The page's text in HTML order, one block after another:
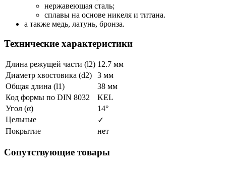
нержавеющая сталь;
сплавы на основе никеля и титана.
а также медь, латунь, бронза.
Технические характеристики
Длина режущей части (l2) 12.7 мм
Диаметр хвостовика (d2)
3 мм
Общая длина (l1)
38 мм
Код формы по DIN 8032
KEL
Угол (α)
14°
Цельные
✓
Покрытие
нет
Сопутствующие товары